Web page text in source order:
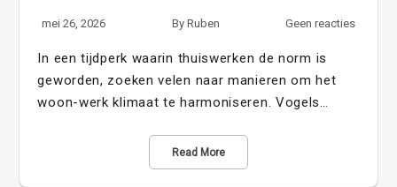
mei 26, 2026 By Ruben Geen reacties
In een tijdperk waarin thuiswerken de norm is
geworden, zoeken velen naar manieren om het
woon-werk klimaat te harmoniseren. Vogels…
Read More